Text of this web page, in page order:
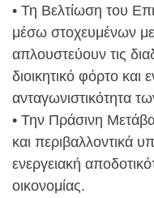
• Τη Βελτίωση του
μέσω στοχευμένων
απλουστεύουν τις
διοικητικό φόρτο και
ανταγωνιστικότητα
• Την Πράσινη
και περιβαλλοντικά
ενεργειακή
οικονομίας.